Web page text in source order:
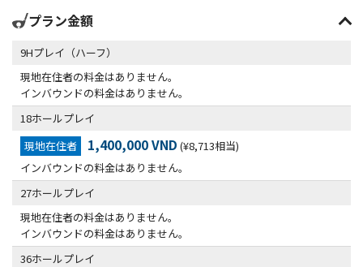
プラン金額
9Hプレイ（ハーフ）
現地在住者の料金はありません。
インバウンドの料金はありません。
18ホールプレイ
現地在住者
1,400,000 VND (¥8,713相当)
インバウンドの料金はありません。
27ホールプレイ
現地在住者の料金はありません。
インバウンドの料金はありません。
36ホールプレイ